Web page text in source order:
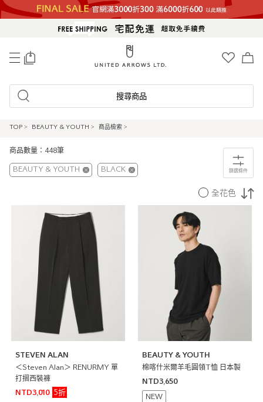
搜尋商品
TOP > BEAUTY & YOUTH > 商品檢索 >
商品數量：448筆
篩選條件
BEAUTY & YOUTH BLACK
全花色
STEVEN ALAN
＜Steven Alan＞ RENURMY 單
打摺西裝褲
NTD3,010
5折
BEAUTY & YOUTH
棉喀什米爾羊毛圓領T恤 日本製
NTD3,650
NEW